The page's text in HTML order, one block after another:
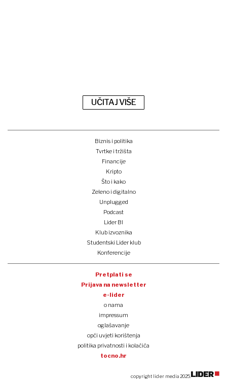
UČITAJ VIŠE
Biznis i politika
Tvrtke i tržišta
Financije
Kripto
Što i kako
Zeleno i digitalno
Unplugged
Podcast
Lider BI
Klub izvoznika
Studentski Lider klub
Konferencije
Pretplati se
Prijava na newsletter
e-lider
o nama
impressum
oglašavanje
opći uvjeti korištenja
politika privatnosti i kolačića
tocno.hr
copyright lider media 2025.